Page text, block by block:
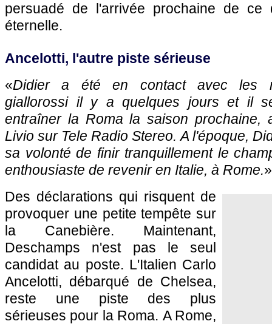
persuadé de l'arrivée prochaine de ce
éternelle.
Ancelotti, l'autre piste sérieuse
«Didier a été en contact avec les
giallorossi il y a quelques jours et il
entraîner la Roma la saison prochaine,
Livio sur Tele Radio Stereo. A l'époque,
sa volonté de finir tranquillement le
enthousiaste de revenir en Italie, à Rome.»
Des déclarations qui risquent de
provoquer une petite tempête sur
la Canebière. Maintenant,
Deschamps n'est pas le seul
candidat au poste. L'Italien Carlo
Ancelotti, débarqué de Chelsea,
reste une piste des plus
sérieuses pour la Roma. A Rome,